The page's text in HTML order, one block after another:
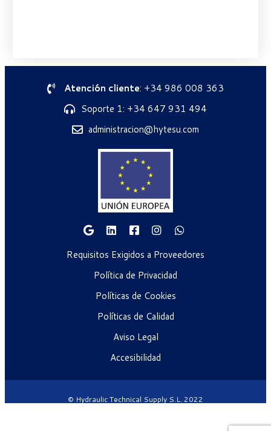
Atención cliente: +34 986 008 363
Soporte 1: +34 647 931 494
administracion@hytesu.com
Requisitos Exigidos a Proveedores
Política de Privacidad
Políticas de Cookies
Políticas de Calidad
Aviso Legal
Accesibilidad
© Hydraulic Technical Supply S.L. 2022